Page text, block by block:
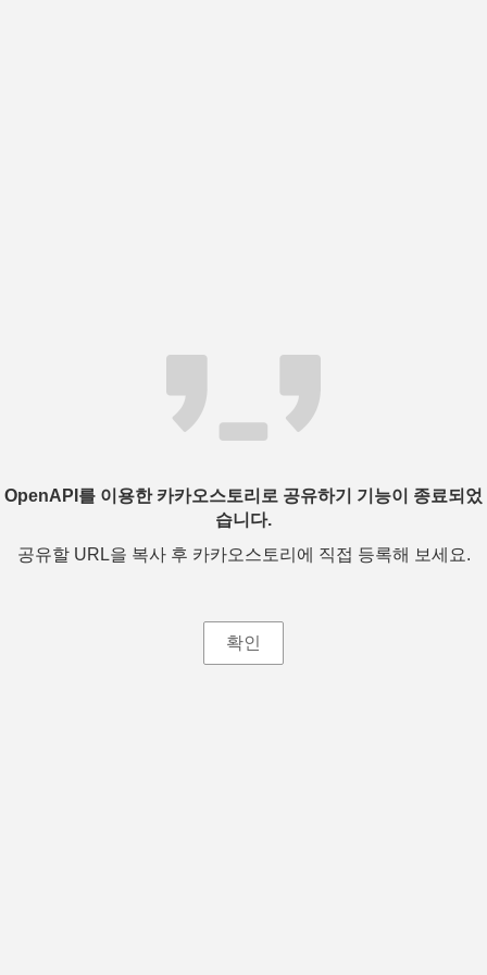
OpenAPI를 이용한 카카오스토리로 공유하기 기능이 종료되었
습니다.
공유할 URL을 복사 후 카카오스토리에 직접 등록해 보세요.
확인